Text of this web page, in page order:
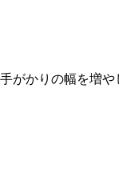
かりの幅を増や